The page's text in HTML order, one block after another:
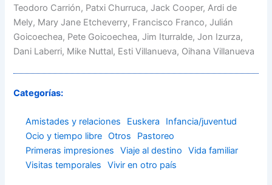
Teodoro Carrión, Patxi Churruca, Jack Cooper, Ardi de
Mely, Mary Jane Etcheverry, Francisco Franco, Julián
Goicoechea, Pete Goicoechea, Jim Iturralde, Jon Izurza,
Dani Laberri, Mike Nuttal, Esti Villanueva, Oihana Villanueva
Categorías:
Amistades y relaciones Euskera
Infancia/juventud
Ocio y tiempo libre Otros
Pastoreo
Primeras impresiones
Viaje al destino
Vida familiar
Visitas temporales
Vivir en otro país